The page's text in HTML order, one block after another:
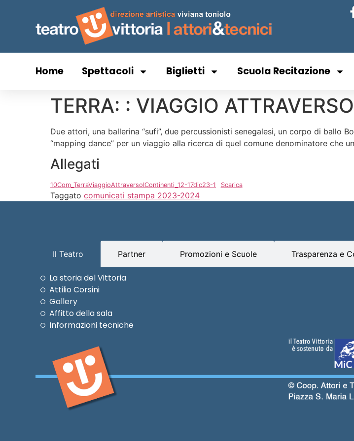
Home Spettacoli Biglietti Scuola Recitazione
TERRA: : VIAGGIO
Due attori, una ballerina “sufi”, due percussionisti senegalesi, un corpo di ballo
“mapping dance” per un viaggio alla ricerca di quel comune denominatore che
Allegati
10Com_TerraViaggioAttraversoIContinenti_12-17dic23-1 Scarica
Taggato comunicati stampa 2023-2024
Il Teatro Partner Promozioni e Scuole Trasparenza e
La storia del Vittoria
Attilio Corsini
Gallery
Affitto della sala
Informazioni tecniche